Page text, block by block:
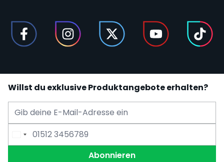
Willst du exklusive Produktangebote erhalten?
E-Mail Adresse
Telefonnummer
Abonnieren